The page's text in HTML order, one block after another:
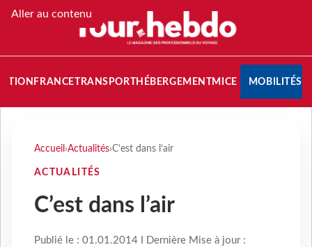
Aller au contenu
FRANCETRANSPORT HÉBERGEMENTMICE MOBILITÉS
Accueil ›Actualités›C’est dans l’air
ACTUALITÉS
C’est dans l’air
Publié le : 01.01.2014 I Dernière Mise à jour :